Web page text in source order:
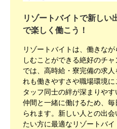
リゾートバイトで新しい
で楽しく働こう！
リゾートバイトは、働きな
しむことができる絶好のチ
では、高時給・寮完備の求
れも働きやすさや職場環境
タッフ同士の絆が深まりや
仲間と一緒に働けるため、
られます。新しい人との出
たい方に最適なリゾートバイ